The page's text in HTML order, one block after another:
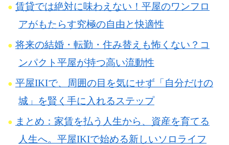
賃貸では絶対に味わえない！平屋のワンフロ
アがもたらす究極の自由と快適性
将来の結婚・転勤・住み替えも怖くない？コ
ンパクト平屋が持つ高い流動性
平屋IKIで、周囲の目を気にせず「自分だけの
城」を賢く手に入れるステップ
まとめ：家賃を払う人生から、資産を育てる
人生へ。平屋IKIで始める新しいソロライフ